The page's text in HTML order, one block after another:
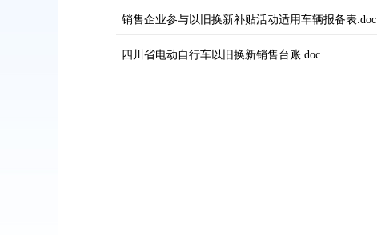
销售企业参与以旧换新补贴活动适用车辆报备表.doc
四川省电动自行车以旧换新销售台账.doc